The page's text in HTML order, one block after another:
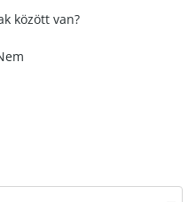
között van?